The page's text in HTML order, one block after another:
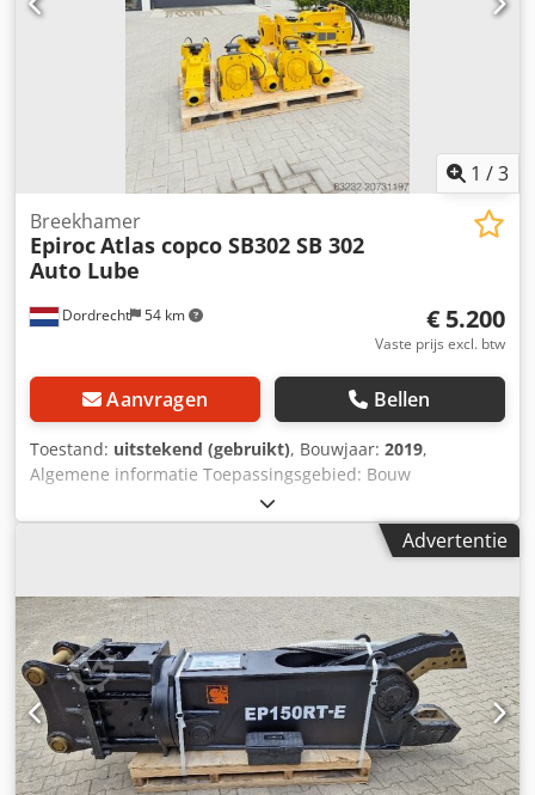
1 /3
Dordrecht 54 km
Breekhamer
EpirocAtlas copco SB302 SB 302
Auto Lube
€ 5.200
Vaste prijs excl. btw
Aanvragen Bellen
Toestand: uitstekend (gebruikt), Bouwjaar: 2019,
Algemene informatie Toepassingsgebied: Bouw
Referentienummer: 6 Gewichten Leeggewicht: 300 kg
Functioneel Afmetingen laadruimte: 120 x 80 x 60 cm CE-
markering: ja Onderhoud, geschiedenis en staat Aantal
Abyowa Optische staat: zeer goed Overige informatie
Geschikt voor de volgende machines: 4,5 t - 9 t
Leveringscondities: EXW Werkdruk: 100-150 bar Benodigde
hydraulische doorstroming: 80 l/min Slagfrequentie: 600-
1400 Laatste inspectie: 2025-05-05 Land van productie: DE
Verdere informatie Neem contact op met Ö. Inalkac voor
meer informatie.
Advertentie